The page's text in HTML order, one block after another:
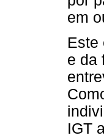
em
Este
e da
IGT